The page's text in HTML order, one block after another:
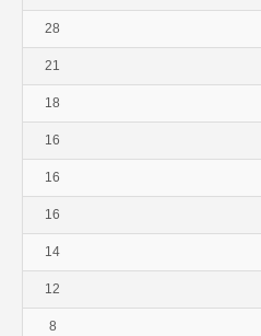
28
21
18
16
16
16
14
12
8